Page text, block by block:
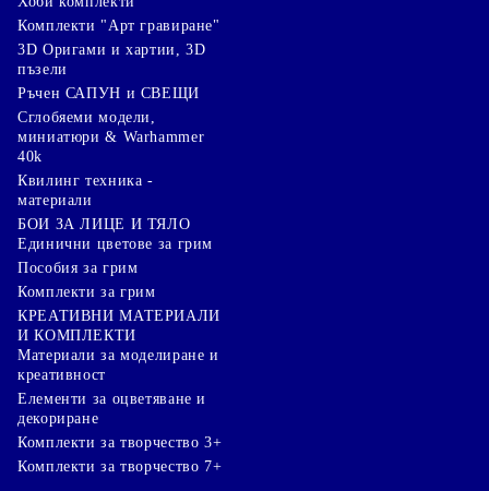
Комплекти "Арт гравиране"
3D Оригами и хартии, 3D
пъзели
Ръчен САПУН и СВЕЩИ
Сглобяеми модели,
миниатюри & Warhammer
40k
Квилинг техника -
материали
БОИ ЗА ЛИЦЕ И ТЯЛО
Единични цветове за грим
Пособия за грим
Комплекти за грим
КРЕАТИВНИ МАТЕРИАЛИ
И КОМПЛЕКТИ
Mатериали за моделиране и
креативност
Елементи за оцветяване и
декориране
Комплекти за творчество 3+
Комплекти за творчество 7+